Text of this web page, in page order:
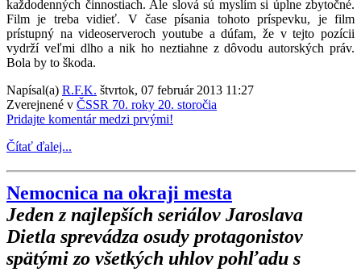
každodenných činnostiach. Ale slová sú myslím si úplne zbytočné.
Film je treba vidieť. V čase písania tohoto príspevku, je film
prístupný na videoserveroch youtube a dúfam, že v tejto pozícii
vydrží veľmi dlho a nik ho neztiahne z dôvodu autorských práv.
Bola by to škoda.
Napísal(a) R.F.K. štvrtok, 07 február 2013 11:27
Zverejnené v ČSSR 70. roky 20. storočia
Pridajte komentár medzi prvými!
Čítať ďalej...
Nemocnica na okraji mesta
Jeden z najlepších seriálov Jaroslava
Dietla sprevádza osudy protagonistov
spätými zo všetkých uhlov pohľadu s